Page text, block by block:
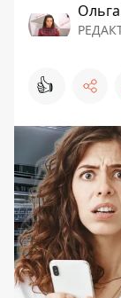
👍